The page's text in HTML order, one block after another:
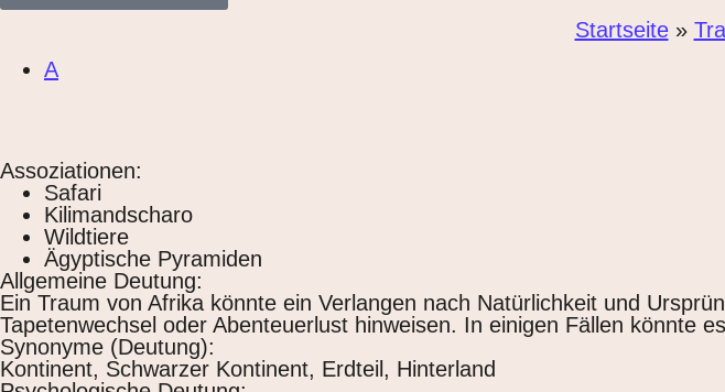
Startseite»
A
Assoziationen:
Safari
Kilimandscharo
Wildtiere
Ägyptische Pyramiden
Allgemeine Deutung:
Ein Traum von Afrika könnte ein Verlangen nach Natürlichkeit und
Tapetenwechsel oder Abenteuerlust hinweisen. In einigen Fällen könnte
Synonyme (Deutung):
Kontinent, Schwarzer Kontinent, Erdteil, Hinterland